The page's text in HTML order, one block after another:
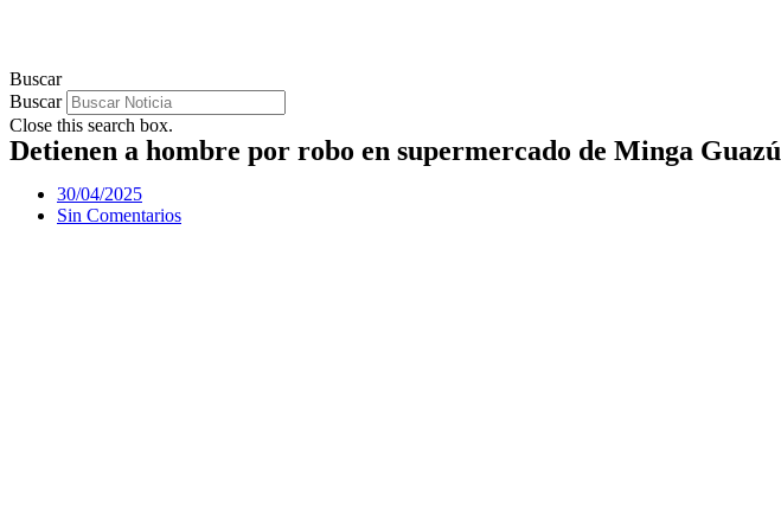
Buscar
Buscar
Close this search box.
Detienen a hombre por robo en supermercado de Minga Guazú
30/04/2025
Sin Comentarios